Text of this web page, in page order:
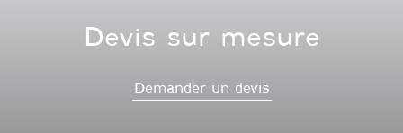
Devis sur mesure
Demander un devis